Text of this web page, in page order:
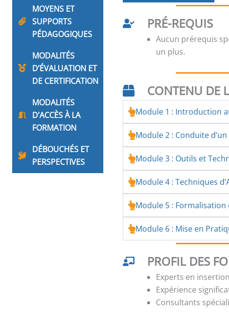
MOYENS ET
SUPPORTS
PÉDAGOGIQUES
MODALITÉS
D’ÉVALUATION ET
DE CERTIFICATION
MODALITÉS
D’ACCÈS À LA
FORMATION
DÉBOUCHÉS ET
PERSPECTIVES
PRÉ-REQUIS
Aucun prérequis
un plus.
CONTENU DE
Module 1 : Introduction
Module 2 : Conduite
Module 3 : Outils et
Module 4 : Techniques
Module 5 :
Module 6 : Mise en
PROFIL DES
Experts en
Expérience
Consultants